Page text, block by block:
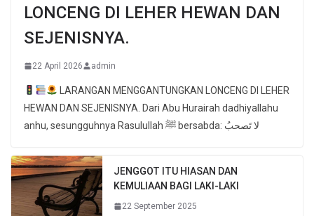
LONCENG DI LEHER HEWAN DAN
SEJENISNYA.
22 April 2026 admin
LARANGAN MENGGANTUNGKAN LONCENG DI LEHER
HEWAN DAN SEJENISNYA. Dari Abu Hurairah dadhiyallahu
anhu, sesungguhnya Rasulullah ﷺ bersabda: لا تَصحبُ
JENGGOT ITU HIASAN DAN
KEMULIAAN BAGI LAKI-LAKI
22 September 2025